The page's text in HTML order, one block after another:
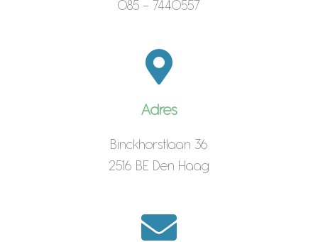
085 - 7440557
Adres
Binckhorstlaan 36
2516 BE Den Haag